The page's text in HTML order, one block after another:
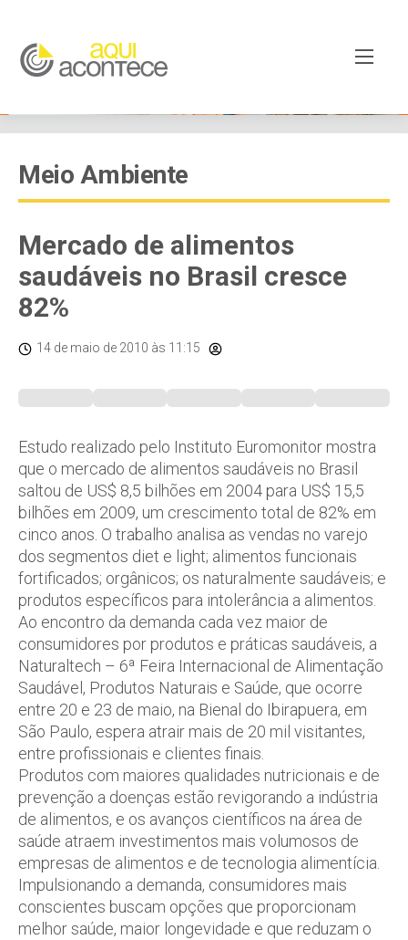
Meio Ambiente
Mercado de alimentos
saudáveis no Brasil cresce
82%
14 de maio de 2010 às 11:15
Estudo realizado pelo Instituto Euromonitor mostra
que o mercado de alimentos saudáveis no Brasil
saltou de US$ 8,5 bilhões em 2004 para US$ 15,5
bilhões em 2009, um crescimento total de 82% em
cinco anos. O trabalho analisa as vendas no varejo
dos segmentos diet e light; alimentos funcionais
fortificados; orgânicos; os naturalmente saudáveis; e
produtos específicos para intolerância a alimentos.
Ao encontro da demanda cada vez maior de
consumidores por produtos e práticas saudáveis, a
Naturaltech – 6ª Feira Internacional de Alimentação
Saudável, Produtos Naturais e Saúde, que ocorre
entre 20 e 23 de maio, na Bienal do Ibirapuera, em
São Paulo, espera atrair mais de 20 mil visitantes,
entre profissionais e clientes finais.
Produtos com maiores qualidades nutricionais e de
prevenção a doenças estão revigorando a indústria
de alimentos, e os avanços científicos na área de
saúde atraem investimentos mais volumosos de
empresas de alimentos e de tecnologia alimentícia.
Impulsionando a demanda, consumidores mais
conscientes buscam opções que proporcionam
melhor saúde, maior longevidade e que reduzam o